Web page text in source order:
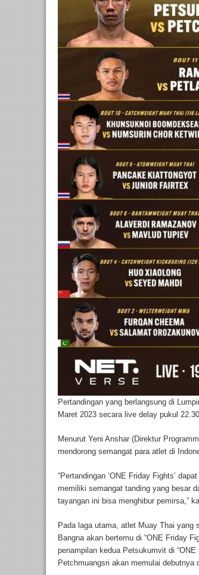
Pertandingan yang berlangsung di
Maret 2023 secara live delay pukul
Menurut Yeni Anshar (Direktur
mendorong semangat para atlet di
“Pertandingan ‘ONE Friday Fights’
memiliki semangat tanding yang besar
tayangan ini bisa menghibur pemirsa,”
Pada laga utama, atlet Muay Thai yang
Bangna akan bertemu di “ONE Friday
penampilan kedua Petsukumvit di
Petchmuangsri akan memulai debutnya